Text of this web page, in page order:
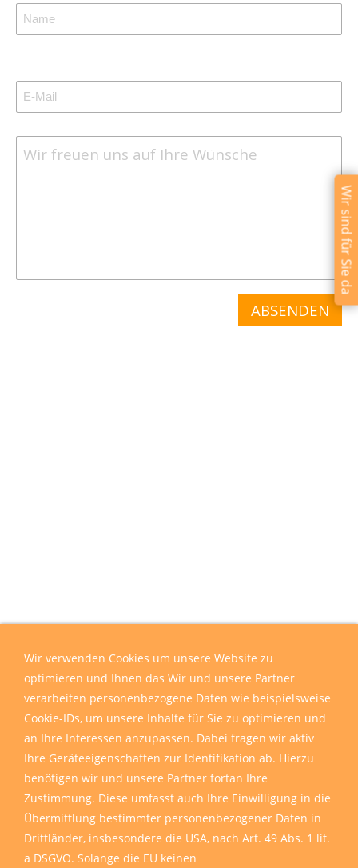
Wir sind für Sie da
Wir verwenden Cookies um unsere Website zu
optimieren und Ihnen das Wir und unsere Partner
verarbeiten personenbezogene Daten wie beispielsweise
Cookie-IDs, um unsere Inhalte für Sie zu optimieren und
an Ihre Interessen anzupassen. Dabei fragen wir aktiv
Ihre Geräteeigenschaften zur Identifikation ab. Hierzu
benötigen wir und unsere Partner fortan Ihre
Zustimmung. Diese umfasst auch Ihre Einwilligung in die
Übermittlung bestimmter personenbezogener Daten in
Drittländer, insbesondere die USA, nach Art. 49 Abs. 1 lit.
a DSGVO. Solange die EU keinen